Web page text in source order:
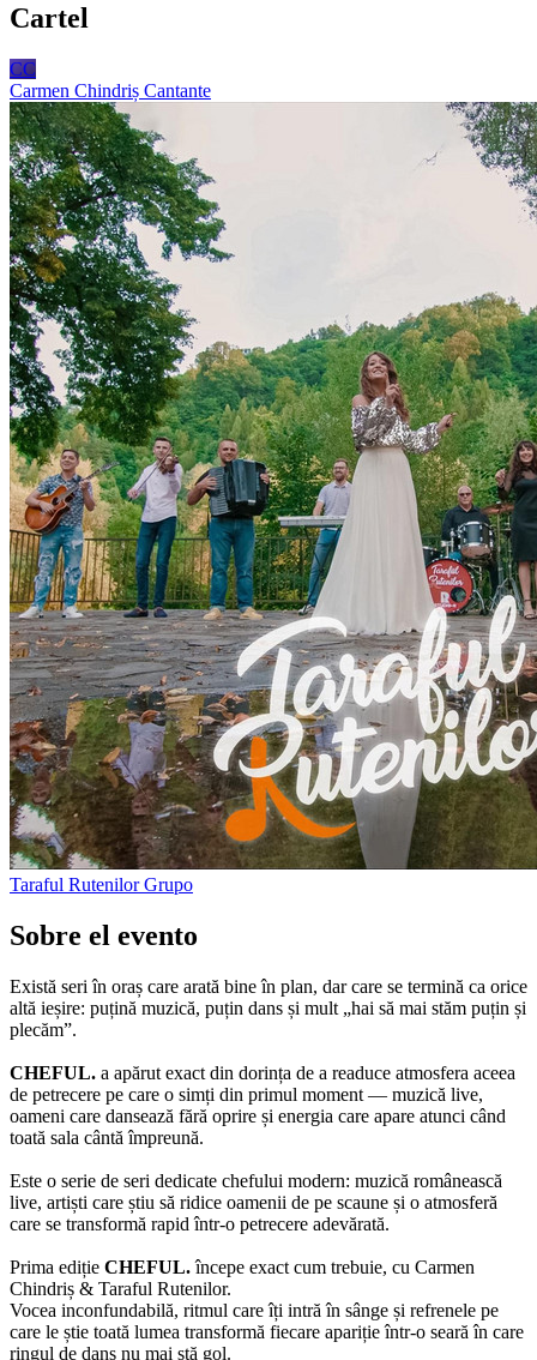
Cartel
CC
Carmen Chindriș Cantante
Taraful Rutenilor Grupo
Sobre el evento
Există seri în oraș care arată bine în plan, dar care se termină ca orice
altă ieșire: puțină muzică, puțin dans și mult „hai să mai stăm puțin și
plecăm”.
CHEFUL. a apărut exact din dorința de a readuce atmosfera aceea
de petrecere pe care o simți din primul moment — muzică live,
oameni care dansează fără oprire și energia care apare atunci când
toată sala cântă împreună.
Este o serie de seri dedicate chefului modern: muzică românească
live, artiști care știu să ridice oamenii de pe scaune și o atmosferă
care se transformă rapid într-o petrecere adevărată.
Prima ediție CHEFUL.începe exact cum trebuie, cu Carmen
Chindriș & Taraful Rutenilor.
Vocea inconfundabilă, ritmul care îți intră în sânge și refrenele pe
care le știe toată lumea transformă fiecare apariție într-o seară în care
ringul de dans nu mai stă gol.